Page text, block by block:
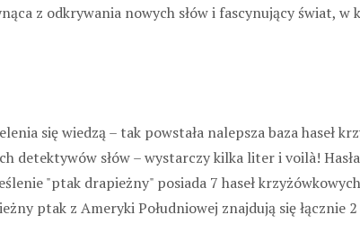
z odkrywania nowych słów i fascynujący świat,
się wiedzą – tak powstała nalepsza baza haseł
detektywów słów – wystarczy kilka liter i voilà!
"ptak drapieżny" posiada 7 haseł
ptak z Ameryki Południowej znajdują się łącznie